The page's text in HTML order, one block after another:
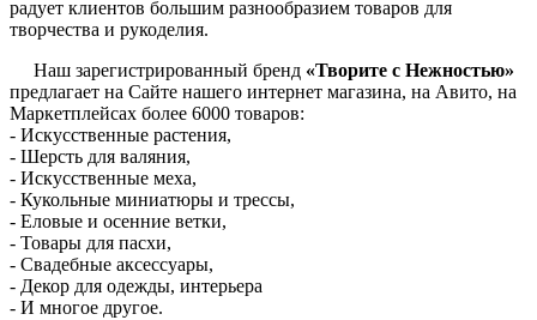
радует клиентов большим разнообразием товаров для
творчества и рукоделия.
Наш зарегистрированный бренд «Творите с Нежностью»
предлагает на Сайте нашего интернет магазина, на Авито, на
Маркетплейсах более 6000 товаров:
- Искусственные растения,
- Шерсть для валяния,
- Искусственные меха,
- Кукольные миниатюры и трессы,
- Еловые и осенние ветки,
- Товары для пасхи,
- Свадебные аксессуары,
- Декор для одежды, интерьера
- И многое другое.